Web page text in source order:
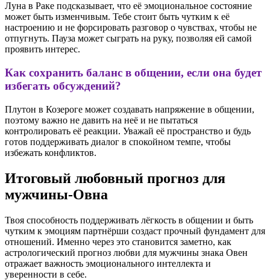
Луна в Раке подсказывает, что её эмоциональное состояние
может быть изменчивым. Тебе стоит быть чутким к её
настроению и не форсировать разговор о чувствах, чтобы не
отпугнуть. Пауза может сыграть на руку, позволяя ей самой
проявить интерес.
Как сохранить баланс в общении, если она будет
избегать обсуждений?
Плутон в Козероге может создавать напряжение в общении,
поэтому важно не давить на неё и не пытаться
контролировать её реакции. Уважай её пространство и будь
готов поддерживать диалог в спокойном темпе, чтобы
избежать конфликтов.
Итоговый любовный прогноз для
мужчины-Овна
Твоя способность поддерживать лёгкость в общении и быть
чутким к эмоциям партнёрши создаст прочный фундамент для
отношений. Именно через это становится заметно, как
астрологический прогноз любви для мужчины знака Овен
отражает важность эмоционального интеллекта и
уверенности в себе.